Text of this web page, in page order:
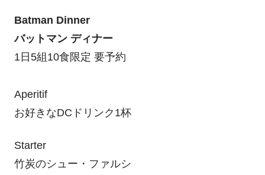
Batman Dinner
バットマン ディナー
1日5組10食限定 要予約
Aperitif
お好きなDCドリンク1杯
Starter
竹炭のシュー・ファルシ